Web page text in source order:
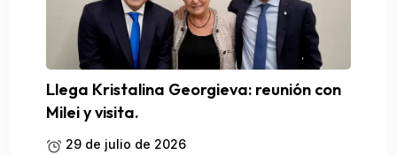
Llega Kristalina Georgieva: reunión con
Milei y visita.
29 de julio de 2026